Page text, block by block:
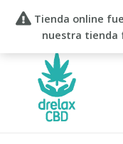
Tienda online
nuestra tienda
contenido